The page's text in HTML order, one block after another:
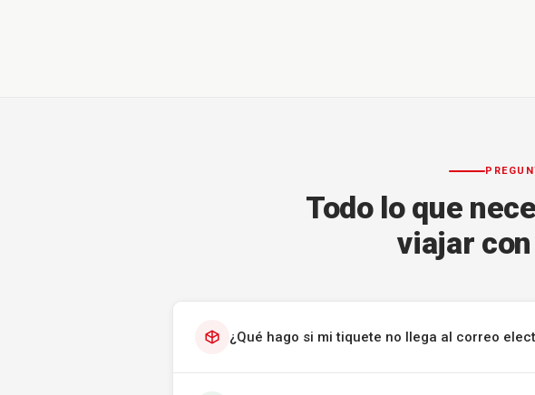
Todo lo que
viajar con
¿Qué hago si mi tiquete no llega al correo